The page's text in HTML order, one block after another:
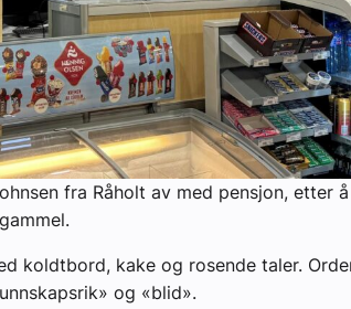
fra Råholt av med pensjon, etter
koldtbord, kake og rosende taler.
og «blid».